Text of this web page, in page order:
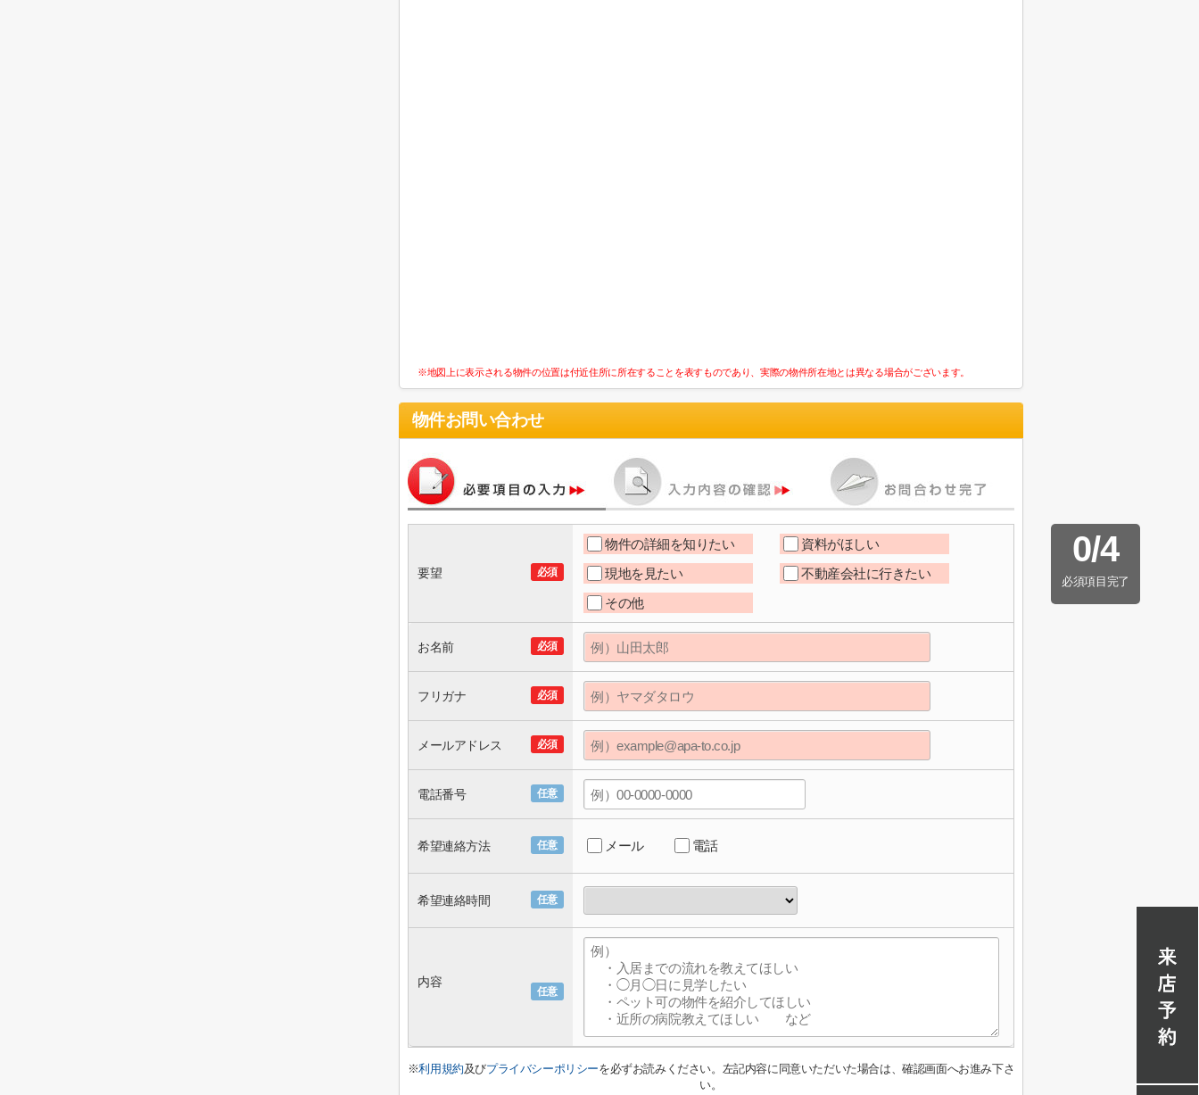
※地図上に表示される物件の位置は付近住所に所在することを表すものであり、実際の物件所在地とは異なる場合がございます。
物件お問い合わせ
0/4
必須項目完了
必須
要望
物件の詳細を知りたい
資料がほしい
現地を見たい
不動産会社に行きたい
その他
必須
お名前
必須
フリガナ
必須
メールアドレス
任意
電話番号
任意
希望連絡方法 メール 電話
任意
希望連絡時間
任意
内容
※利用規約及びプライバシーポリシーを必ずお読みください。左記内容に同意いただいた場合は、確認画面へお進み下さ
い。